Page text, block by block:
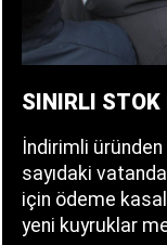
SINIRLI STOK
İndirimli üründen
sayıdaki
için ödeme
yeni kuyruklar